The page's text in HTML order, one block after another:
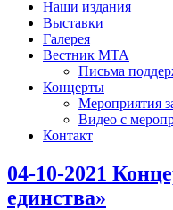
Наши издания
Выставки
Галерея
Вестник МТА
Письма
Концерты
Мероприятия
Видео с
Контакт
04-10-2021
единства»